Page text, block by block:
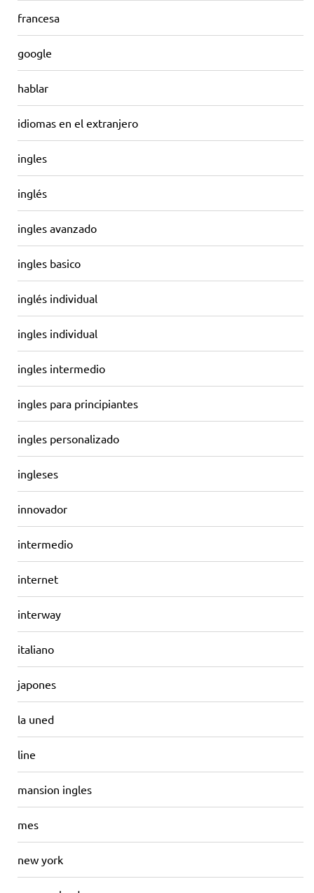
francesa
google
hablar
idiomas en el extranjero
ingles
inglés
ingles avanzado
ingles basico
inglés individual
ingles individual
ingles intermedio
ingles para principiantes
ingles personalizado
ingleses
innovador
intermedio
internet
interway
italiano
japones
la uned
line
mansion ingles
mes
new york